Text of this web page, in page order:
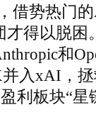
借势热门
得以脱
和
入xAI，
利板块“星